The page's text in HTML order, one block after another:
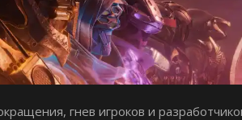
гнев игроков и